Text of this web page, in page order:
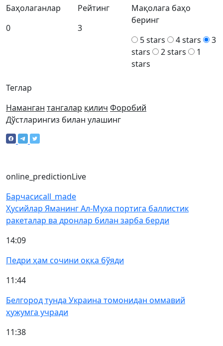
Теглар
Наманган тангалар қилич Форобий
Баҳолаганлар
0
Рейтинг
3
Мақолага баҳо
беринг
5 stars
4 stars
3
stars
2 stars
1
stars
Дўстларингиз билан улашинг
online_predictionLive
Барчасиcall_made
Ҳусийлар Яманинг Ал-Муха портига баллистик
ракеталар ва дронлар билан зарба берди
14:09
Педри ҳам сочини оққа бўяди
11:44
Белгород тунда Украина томонидан оммавий
ҳужумга учради
11:38